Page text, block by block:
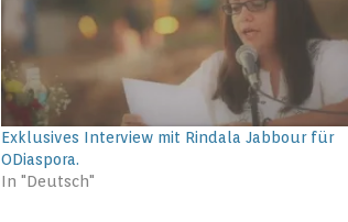
Exklusives Interview mit Rindala Jabbour für
ODiaspora.
In "Deutsch"